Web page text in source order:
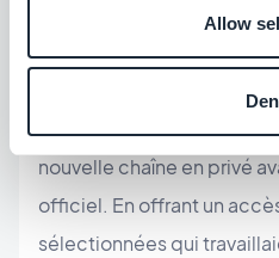
Allow
Une autre fonctionnalité
attiré l'attention : la
nouvelle chaîne en privé
officiel. En offrant un
sélectionnées qui